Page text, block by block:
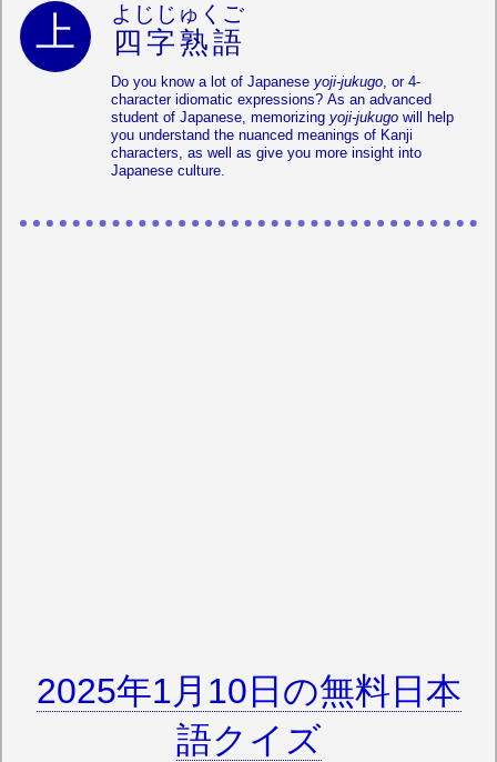
四字熟語
よじじゅくご
Do you know a lot of Japanese yoji-jukugo, or 4-
character idiomatic expressions? As an advanced
student of Japanese, memorizing yoji-jukugo will help
you understand the nuanced meanings of Kanji
characters, as well as give you more insight into
Japanese culture.
2025年1月10日の無料日本
語クイズ